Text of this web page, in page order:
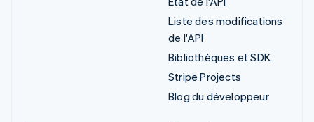
Liste des modifications
de l'API
Bibliothèques et SDK
Stripe Projects
Blog du développeur